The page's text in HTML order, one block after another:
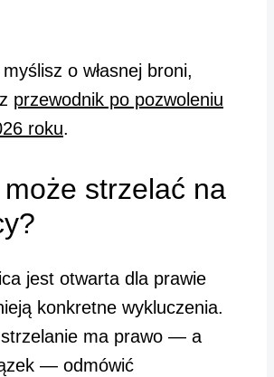
o własnej broni,
przewodnik po pozwoleniu
roku.
strzelać na
jest otwarta dla prawie
konkretne wykluczenia.
ma prawo — a
— odmówić